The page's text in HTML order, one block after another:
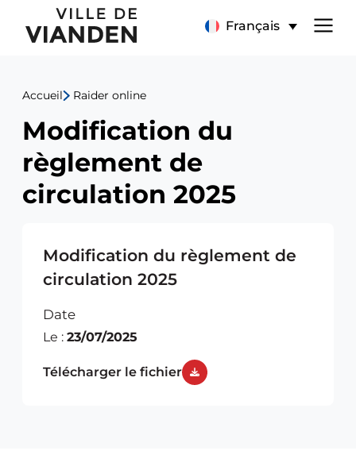
Modification
du
règlement
de
circulation
2025
Français
Menu
navigation
principal
Accueil Raider online
Modification du
règlement de
circulation 2025
Modification du règlement de
circulation 2025
Date
Le : 23/07/2025
Télécharger le fichier